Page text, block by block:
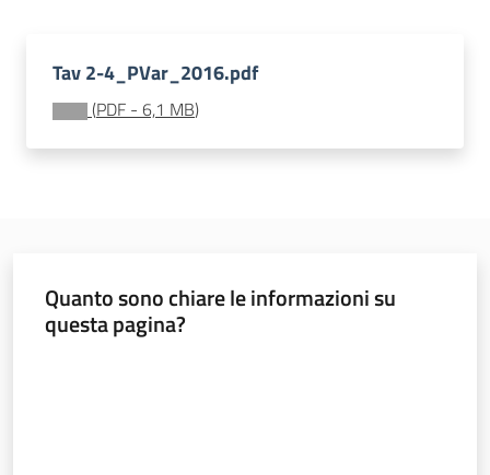
Argomenti
Tav 2-4_PVar_2016.pdf
(PDF - 6,1 MB)
Quanto sono chiare le informazioni su
questa pagina?